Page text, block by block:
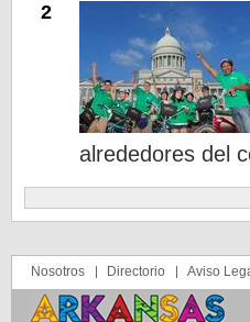
2
alrededores del
Nosotros Directorio Aviso